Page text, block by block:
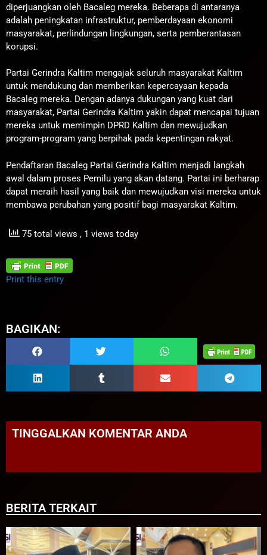
diperjuangkan oleh Bacaleg mereka. Beberapa di antaranya
adalah peningkatan infrastruktur, pemberdayaan ekonomi
masyarakat, perlindungan lingkungan, serta pemberantasan
korupsi.
Partai Gerindra Kaltim mengajak seluruh masyarakat Kaltim
untuk mendukung dan memberikan kepercayaan kepada
Bacaleg mereka. Dengan adanya dukungan yang kuat dari
masyarakat, Partai Gerindra Kaltim yakin dapat mencapai tujuan
mereka untuk memimpin DPRD Kaltim dan mewujudkan
program-program yang berpihak pada kepentingan rakyat.
Pendaftaran Bacaleg Partai Gerindra Kaltim menjadi langkah
awal dalam proses Pemilu yang akan datang. Partai ini berharap
dapat meraih hasil yang baik dan mewujudkan visi mereka untuk
membawa perubahan yang positif bagi masyarakat Kaltim.
75 total views , 1 views today
Print this entry
BAGIKAN:
TINGGALKAN KOMENTAR ANDA
BERITA TERKAIT